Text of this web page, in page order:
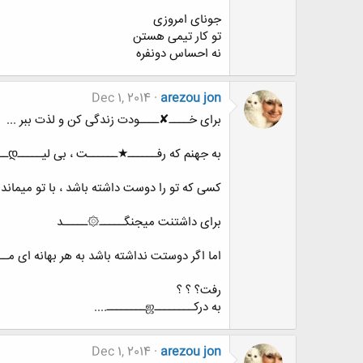
جونای امروزی
تو کار تیمی هستن
نه احساس دونفره
arezou jon
Dec 1, 2014
برای خــــ✘ــــودت زندگی کن و لذت ببر ...
به جهنم که رفــــــ★ــــــت ، بی لیـــــდــــاقت بود
کسی که تو را دوست داشته باشد ، با تو میماند
برای داشتنت میجنگـــــ۞ـــــد
اما اگر دوستت نداشته باشد به هر بهانه ای
رفت؟ ؟ ؟
به درکــــــــஜــــــــ....
arezou jon
Dec 1, 2014